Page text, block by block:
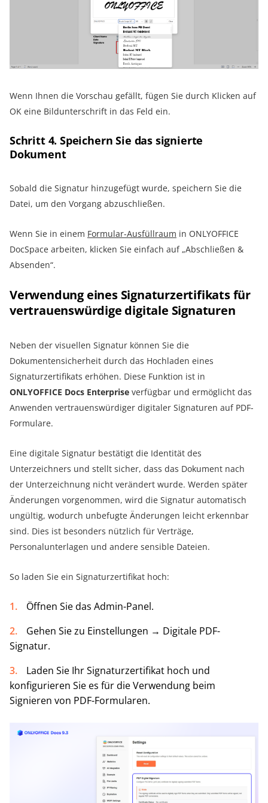
Wenn Ihnen die Vorschau gefällt, fügen Sie durch Klicken auf
OK eine Bildunterschrift in das Feld ein.
Schritt 4. Speichern Sie das signierte
Dokument
Sobald die Signatur hinzugefügt wurde, speichern Sie die
Datei, um den Vorgang abzuschließen.
Wenn Sie in einem Formular-Ausfüllraum in ONLYOFFICE
DocSpace arbeiten, klicken Sie einfach auf „Abschließen &
Absenden“.
Verwendung eines Signaturzertifikats für
vertrauenswürdige digitale Signaturen
Neben der visuellen Signatur können Sie die
Dokumentensicherheit durch das Hochladen eines
Signaturzertifikats erhöhen. Diese Funktion ist in
ONLYOFFICE Docs Enterprise verfügbar und ermöglicht das
Anwenden vertrauenswürdiger digitaler Signaturen auf PDF-
Formulare.
Eine digitale Signatur bestätigt die Identität des
Unterzeichners und stellt sicher, dass das Dokument nach
der Unterzeichnung nicht verändert wurde. Werden später
Änderungen vorgenommen, wird die Signatur automatisch
ungültig, wodurch unbefugte Änderungen leicht erkennbar
sind. Dies ist besonders nützlich für Verträge,
Personalunterlagen und andere sensible Dateien.
So laden Sie ein Signaturzertifikat hoch:
Öffnen Sie das Admin-Panel.
Gehen Sie zu Einstellungen → Digitale PDF-
Signatur.
Laden Sie Ihr Signaturzertifikat hoch und
konfigurieren Sie es für die Verwendung beim
Signieren von PDF-Formularen.